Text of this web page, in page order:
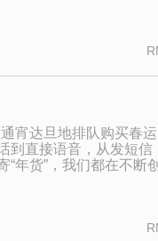
宵达旦地排队购买春运
到直接语音，从发短信
“年货”，我们都在不断